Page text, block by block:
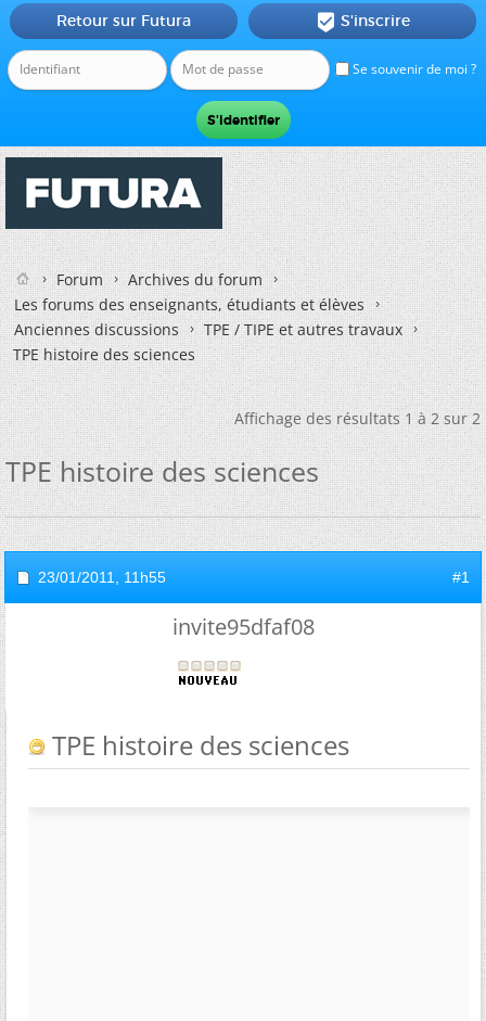
Se souvenir de moi ?
Retour sur Futura  S'inscrire
Forum
Archives du forum
Les forums des enseignants, étudiants et élèves
Anciennes discussions
TPE / TIPE et autres travaux
TPE histoire des sciences
Affichage des résultats 1 à 2 sur 2
TPE histoire des sciences
23/01/2011, 11h55 #1
invite95dfaf08
TPE histoire des sciences